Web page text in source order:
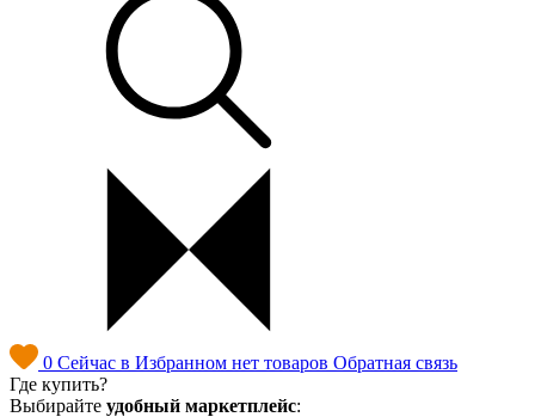
0 Сейчас в Избранном нет товаров Обратная связь
Где купить?
Выбирайте удобный маркетплейс: